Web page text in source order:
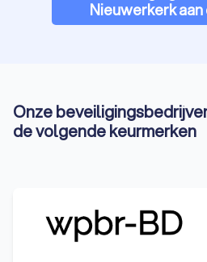
welk security bedrijf in
Nieuwerkerk
Onze
de volgende keurmerken